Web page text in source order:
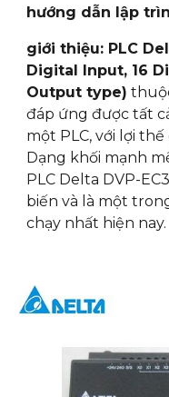
hướng dẫn lập
giới thiệu: PLC
Digital Input, 16
Output type)
đáp ứng được tất
một PLC, với lợi
Dạng khối mạnh
PLC Delta DVP-
biến và là một
chạy nhất hiện nay.